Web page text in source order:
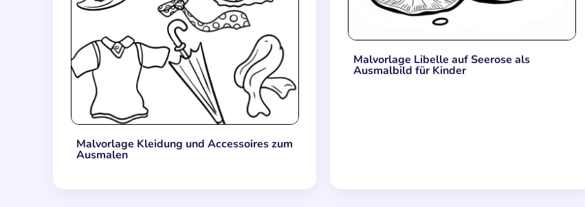
Malvorlage Kleidung und Accessoires zum
Ausmalen
Malvorlage Libelle auf Seerose als
Ausmalbild für Kinder